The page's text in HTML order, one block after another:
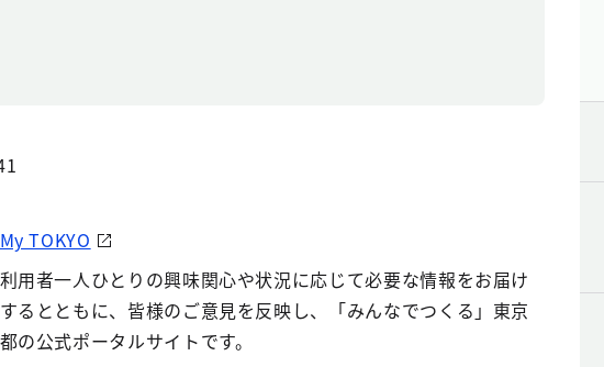
My TOKYO
利用者一人ひとりの興味関心や状況に応じて必要な情報をお届け
するとともに、皆様のご意見を反映し、「みんなでつくる」東京
都の公式ポータルサイトです。